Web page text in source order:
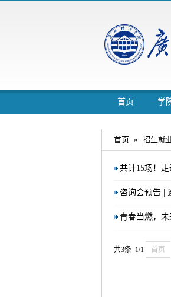
首页 学
首页 » 招生就
共计15场！
咨询会预告 |
青春当燃，
共3条 1/1 首页